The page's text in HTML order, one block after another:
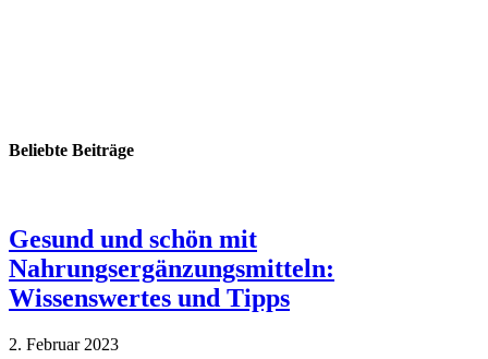
Beliebte Beiträge
Gesund und schön mit
Nahrungsergänzungsmitteln:
Wissenswertes und Tipps
2. Februar 2023